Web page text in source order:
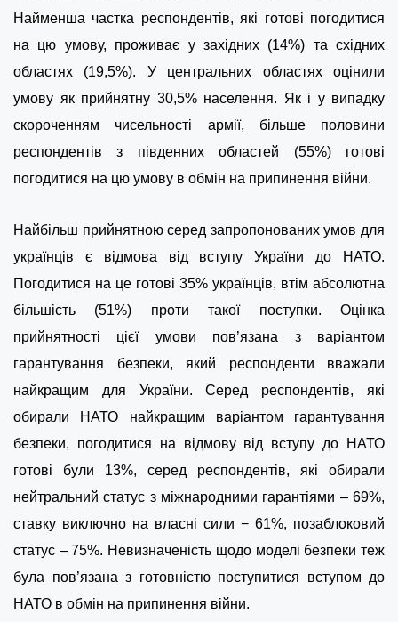
Найменша частка респондентів, які готові погодитися
на цю умову, проживає у західних (14%) та східних
областях (19,5%). У центральних областях оцінили
умову як прийнятну 30,5% населення. Як і у випадку
скороченням чисельності армії, більше половини
респондентів з південних областей (55%) готові
погодитися на цю умову в обмін на припинення війни.
Найбільш прийнятною серед запропонованих умов для
українців є відмова від вступу України до НАТО.
Погодитися на це готові 35% українців, втім абсолютна
більшість (51%) проти такої поступки. Оцінка
прийнятності цієї умови пов’язана з варіантом
гарантування безпеки, який респонденти вважали
найкращим для України. Серед респондентів, які
обирали НАТО найкращим варіантом гарантування
безпеки, погодитися на відмову від вступу до НАТО
готові були 13%, серед респондентів, які обирали
нейтральний статус з міжнародними гарантіями – 69%,
ставку виключно на власні сили − 61%, позаблоковий
статус – 75%. Невизначеність щодо моделі безпеки теж
була пов’язана з готовністю поступитися вступом до
НАТО в обмін на припинення війни.